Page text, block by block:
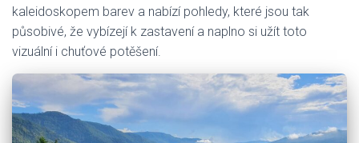
kaleidoskopem barev a nabízí pohledy, které jsou tak
působivé, že vybízejí k zastavení a naplno si užít toto
vizuální i chuťové potěšení.